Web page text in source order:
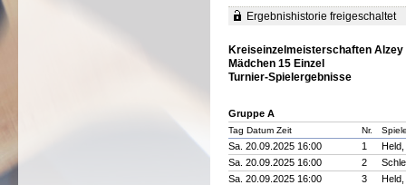
Ergebnishistorie freigeschaltet
Kreiseinzelmeisterschaften Alzey
Mädchen 15 Einzel
Turnier-Spielergebnisse
Gruppe A
Tag Datum Zeit Nr.
Sa. 20.09.2025 16:00 1
Sa. 20.09.2025 16:00
2
Sa. 20.09.2025 16:00
3